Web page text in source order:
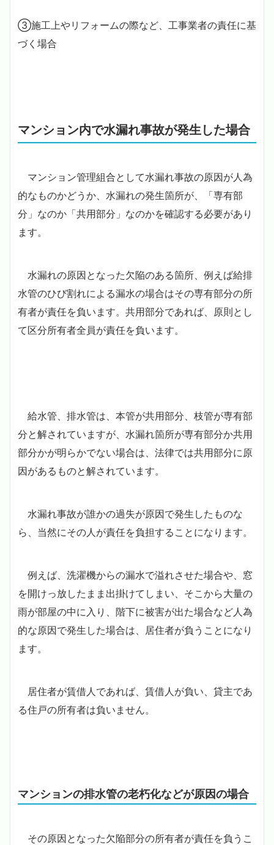
③施工上やリフォームの際など、工事業者の責任に基
づく場合
マンション内で水漏れ事故が発生した場合
マンション管理組合として水漏れ事故の原因が人為
的なものかどうか、水漏れの発生箇所が、「専有部
分」なのか「共用部分」なのかを確認する必要があり
ます。
水漏れの原因となった欠陥のある箇所、例えば給排
水管のひび割れによる漏水の場合はその専有部分の所
有者が責任を負います。共用部分であれば、原則とし
て区分所有者全員が責任を負います。
給水管、排水管は、本管が共用部分、枝管が専有部
分と解されていますが、水漏れ箇所が専有部分か共用
部分かが明らかでない場合は、法律では共用部分に原
因があるものと解されています。
水漏れ事故が誰かの過失が原因で発生したものな
ら、当然にその人が責任を負担することになります。
例えば、洗濯機からの漏水で溢れさせた場合や、窓
を開けっ放したまま出掛けてしまい、そこから大量の
雨が部屋の中に入り、階下に被害が出た場合など人為
的な原因で発生した場合は、居住者が負うことになり
ます。
居住者が賃借人であれば、賃借人が負い、貸主であ
る住戸の所有者は負いません。
マンションの排水管の老朽化などが原因の場合
その原因となった欠陥部分の所有者が責任を負うこ